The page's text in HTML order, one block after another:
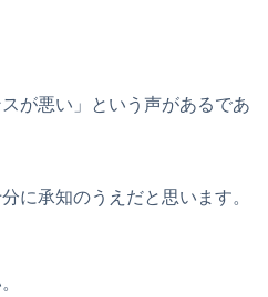
が悪い」という声があるであ
に承知のうえだと思います。